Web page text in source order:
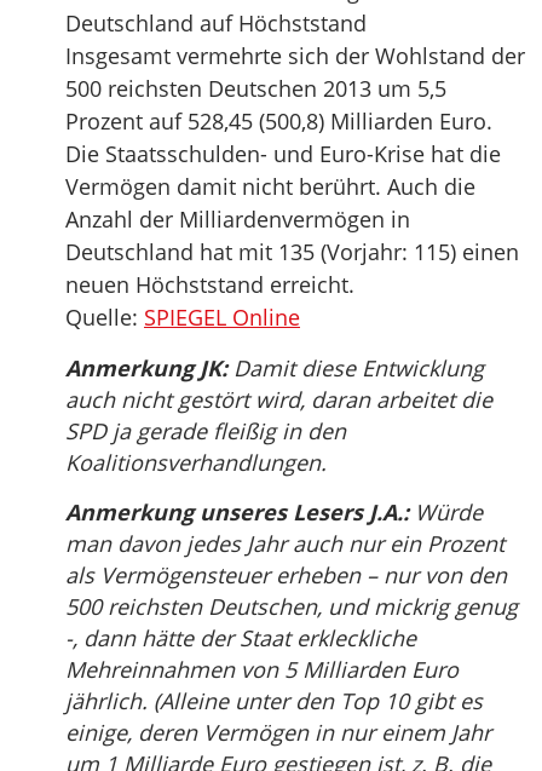
Deutschland auf Höchststand
Insgesamt vermehrte sich der Wohlstand der
500 reichsten Deutschen 2013 um 5,5
Prozent auf 528,45 (500,8) Milliarden Euro.
Die Staatsschulden- und Euro-Krise hat die
Vermögen damit nicht berührt. Auch die
Anzahl der Milliardenvermögen in
Deutschland hat mit 135 (Vorjahr: 115) einen
neuen Höchststand erreicht.
Quelle: SPIEGEL Online
Anmerkung JK:Damit diese Entwicklung
auch nicht gestört wird, daran arbeitet die
SPD ja gerade fleißig in den
Koalitionsverhandlungen.
Anmerkung unseres Lesers J.A.:Würde
man davon jedes Jahr auch nur ein Prozent
als Vermögensteuer erheben – nur von den
500 reichsten Deutschen, und mickrig genug
-, dann hätte der Staat erkleckliche
Mehreinnahmen von 5 Milliarden Euro
jährlich. (Alleine unter den Top 10 gibt es
einige, deren Vermögen in nur einem Jahr
um 1 Milliarde Euro gestiegen ist, z. B. die